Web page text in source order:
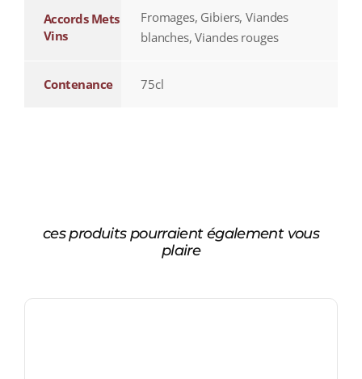
Accords Mets
Vins
Fromages, Gibiers, Viandes
blanches, Viandes rouges
Contenance 75cl
ces produits pourraient également vous
plaire